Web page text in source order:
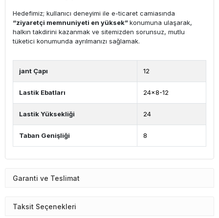
Hedefimiz; kullanıcı deneyimi ile e-ticaret camiasında
“ziyaretçi memnuniyeti en yüksek”konumuna ulaşarak,
halkın takdirini kazanmak ve sitemizden sorunsuz, mutlu
tüketici konumunda ayrılmanızı sağlamak.
jant Çapı 12
Lastik Ebatları 24x8-12
Lastik Yüksekliği 24
Taban Genişliği 8
Garanti ve Teslimat
Taksit Seçenekleri